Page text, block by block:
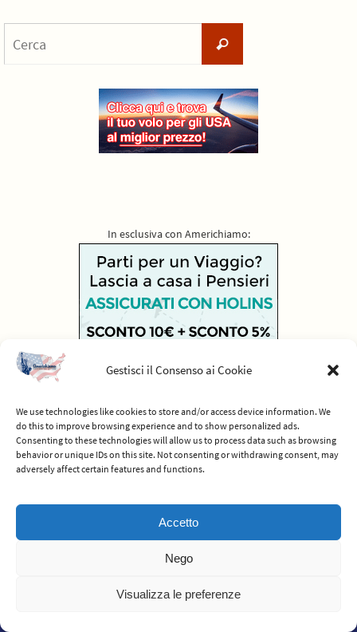
Gestisci il Consenso ai Cookie
We use technologies like cookies to store and/or access device information. We
do this to improve browsing experience and to show personalized ads.
Consenting to these technologies will allow us to process data such as browsing
behavior or unique IDs on this site. Not consenting or withdrawing consent, may
adversely affect certain features and functions.
Accetto
Nego
Visualizza le preferenze
Cerca
In esclusiva con Americhiamo:
© 2012-2026 Americhiamo - Tutti i diritti riservati -
Termini e condizioni
del servizio
Nirvana&